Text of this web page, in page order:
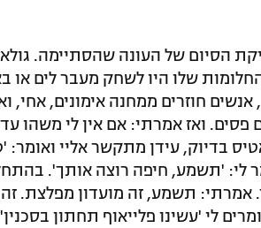
הסיום של העונה שהסתיימה.
שלו היו לשחק מעבר לים או
אנשים חוזרים ממחנה אימונים, אחי,
פסים. ואז אמרתי: אם אין לי משהו
בדיוק, עידן מתקשר אליי
לי: 'תשמע, חיפה רוצה אותך'.
אמרתי: תשמע, זה מועדון מפלצת.
לי 'עשינו פלייאוף תחתון